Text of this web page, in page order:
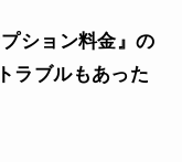
ション料金』の
ラブルもあった